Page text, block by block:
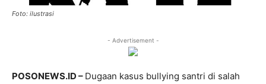
Foto: ilustrasi
- Advertisement -
POSONEWS.ID – Dugaan kasus bullying santri di salah